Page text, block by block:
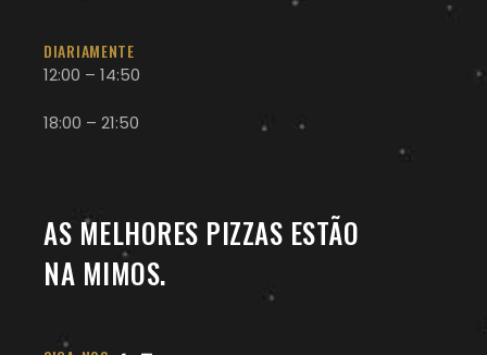
DIARIAMENTE
12:00 – 14:50
18:00 – 21:50
AS MELHORES PIZZAS ESTÃO
NA MIMOS.